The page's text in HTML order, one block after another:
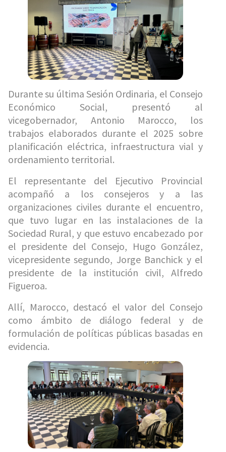
Durante su última Sesión Ordinaria, el Consejo
Económico Social, presentó al
vicegobernador, Antonio Marocco, los
trabajos elaborados durante el 2025 sobre
planificación eléctrica, infraestructura vial y
ordenamiento territorial.
El representante del Ejecutivo Provincial
acompañó a los consejeros y a las
organizaciones civiles durante el encuentro,
que tuvo lugar en las instalaciones de la
Sociedad Rural, y que estuvo encabezado por
el presidente del Consejo, Hugo González,
vicepresidente segundo, Jorge Banchick y el
presidente de la institución civil, Alfredo
Figueroa.
Allí, Marocco, destacó el valor del Consejo
como ámbito de diálogo federal y de
formulación de políticas públicas basadas en
evidencia.